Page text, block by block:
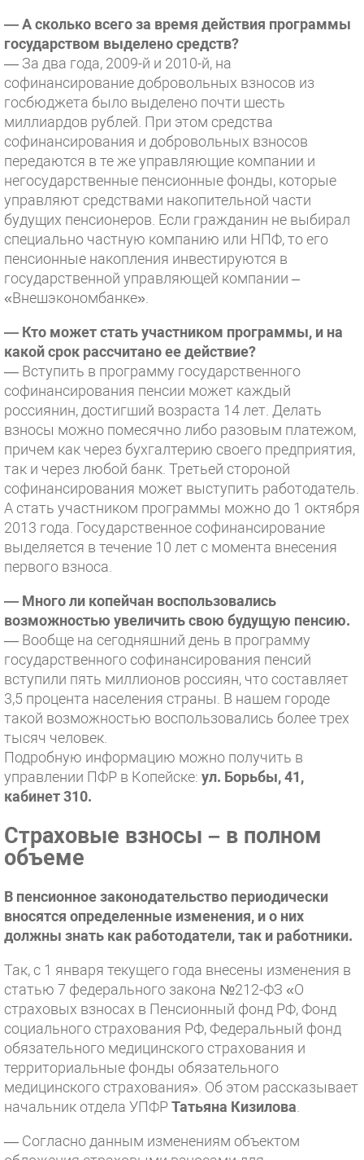
— А сколько всего за время действия программы
государством выделено средств?
— За два года, 2009-й и 2010-й, на
софинансирование добровольных взносов из
госбюджета было выделено почти шесть
миллиардов рублей. При этом средства
софинансирования и добровольных взносов
передаются в те же управляющие компании и
негосударственные пенсионные фонды, которые
управляют средствами накопительной части
будущих пенсионеров. Если гражданин не выбирал
специально частную компанию или НПФ, то его
пенсионные накопления инвестируются в
государственной управляющей компании –
«Внешэкономбанке».
— Кто может стать участником программы, и на
какой срок рассчитано ее действие?
— Вступить в программу государственного
софинансирования пенсии может каждый
россиянин, достигший возраста 14 лет. Делать
взносы можно помесячно либо разовым платежом,
причем как через бухгалтерию своего предприятия,
так и через любой банк. Третьей стороной
софинансирования может выступить работодатель.
А стать участником программы можно до 1 октября
2013 года. Государственное софинансирование
выделяется в течение 10 лет с момента внесения
первого взноса.
— Много ли копейчан воспользовались
возможностью увеличить свою будущую пенсию.
— Вообще на сегодняшний день в программу
государственного софинансирования пенсий
вступили пять миллионов россиян, что составляет
3,5 процента населения страны. В нашем городе
такой возможностью воспользовались более трех
тысяч человек.
Подробную информацию можно получить в
управлении ПФР в Копейске: ул. Борьбы, 41,
кабинет 310.
Страховые взносы – в полном
объеме
В пенсионное законодательство периодически
вносятся определенные изменения, и о них
должны знать как работодатели, так и работники.
Так, с 1 января текущего года внесены изменения в
статью 7 федерального закона №212-ФЗ «О
страховых взносах в Пенсионный фонд РФ, Фонд
социального страхования РФ, Федеральный фонд
обязательного медицинского страхования и
территориальные фонды обязательного
медицинского страхования». Об этом рассказывает
начальник отдела УПФРТатьяна Кизилова.
— Согласно данным изменениям объектом